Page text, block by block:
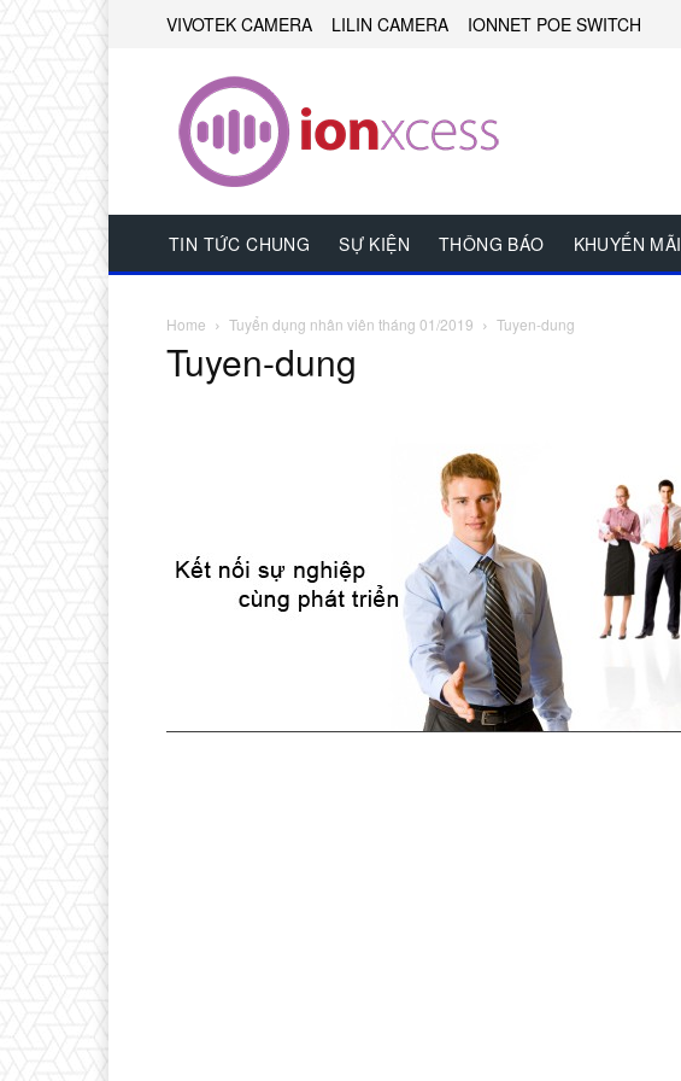
VIVOTEK CAMERA LILIN CAMERA IONNET POE SWITCH
TIN TỨC CHUNG SỰ KIỆN THÔNG BÁO KHUYẾN MÃI
Home Tuyển dụng nhân viên tháng 01/2019 Tuyen-dung
Tuyen-dung